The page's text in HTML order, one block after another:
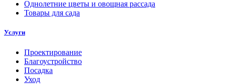
Однолетние цветы и овощная рассада
Товары для сада
Услуги
Проектирование
Благоустройство
Посадка
Уход